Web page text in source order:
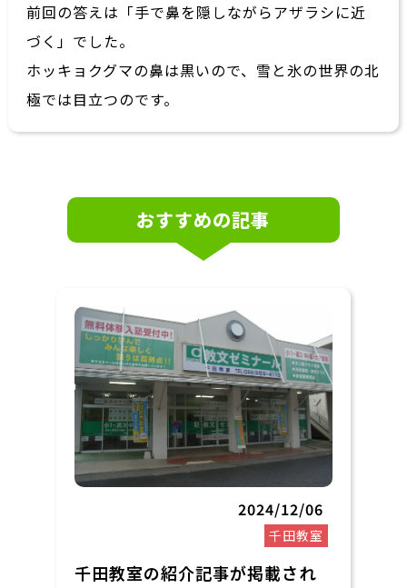
前回の答えは「手で鼻を隠しながらアザラシに近
づく」でした。
ホッキョクグマの鼻は黒いので、雪と氷の世界の北
極では目立つのです。
おすすめの記事
2024/12/06
千田教室
千田教室の紹介記事が掲載され